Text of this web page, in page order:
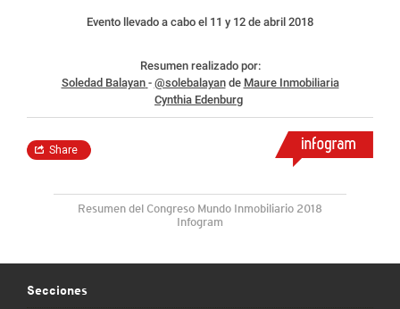
Resumen del Congreso Mundo Inmobiliario 2018
Infogram
Secciones